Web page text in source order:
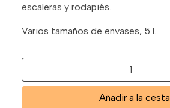
escaleras y rodapiés.
Varios tamaños de envases, 5 l.
Añadir a la cesta